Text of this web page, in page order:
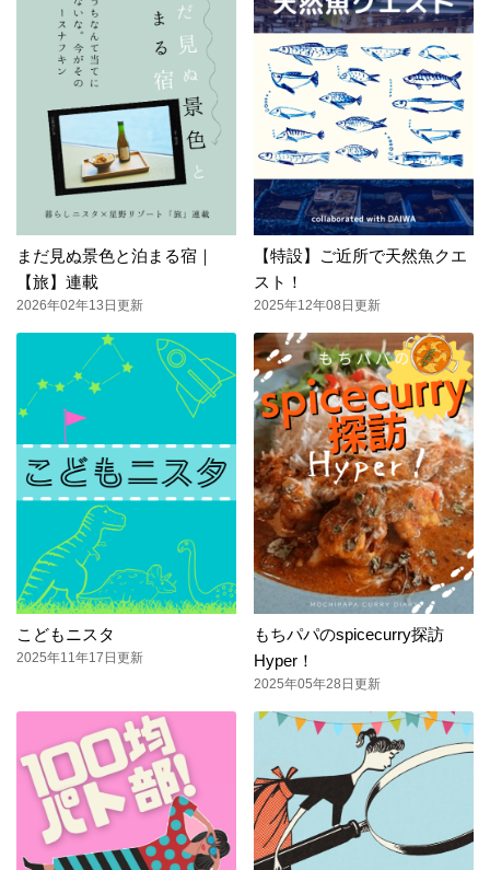
まだ見ぬ景色と泊まる宿｜
【旅】連載
2026年02年13日更新
【特設】ご近所で天然魚クエ
スト！
2025年12年08日更新
こどもニスタ
2025年11年17日更新
もちパパのspicecurry探訪
Hyper！
2025年05年28日更新